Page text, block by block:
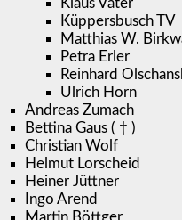
Küppersbusch TV
Matthias W.
Petra Erler
Reinhard
Ulrich Horn
Andreas Zumach
Bettina Gaus ( † )
Christian Wolf
Helmut Lorscheid
Heiner Jüttner
Ingo Arend
Martin Böttger